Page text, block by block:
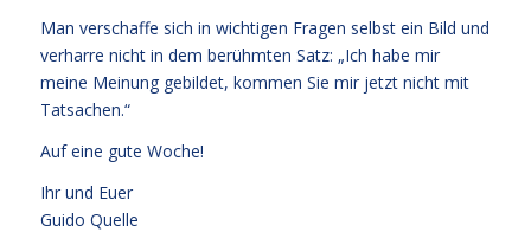
Man verschaffe sich in wichtigen Fragen selbst ein Bild und
verharre nicht in dem berühmten Satz: „Ich habe mir
meine Meinung gebildet, kommen Sie mir jetzt nicht mit
Tatsachen.“
Auf eine gute Woche!
Ihr und Euer
Guido Quelle